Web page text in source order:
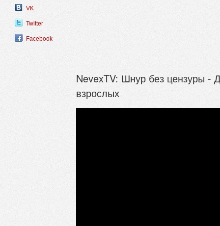
VK
Twitter
Facebook
NevexTV: Шнур без цензуры -
взрослых